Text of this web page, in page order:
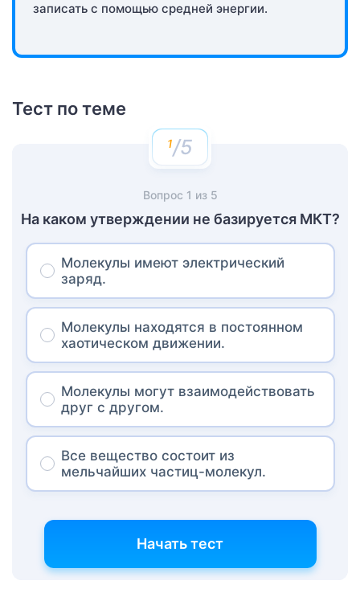
записать с помощью средней энергии.
Тест по теме
/5
Вопрос 1 из 5
На каком утверждении не базируется МКТ?
Молекулы имеют электрический
заряд.
Молекулы находятся в постоянном
хаотическом движении.
Молекулы могут взаимодействовать
друг с другом.
Все вещество состоит из
мельчайших частиц-молекул.
Начать тест